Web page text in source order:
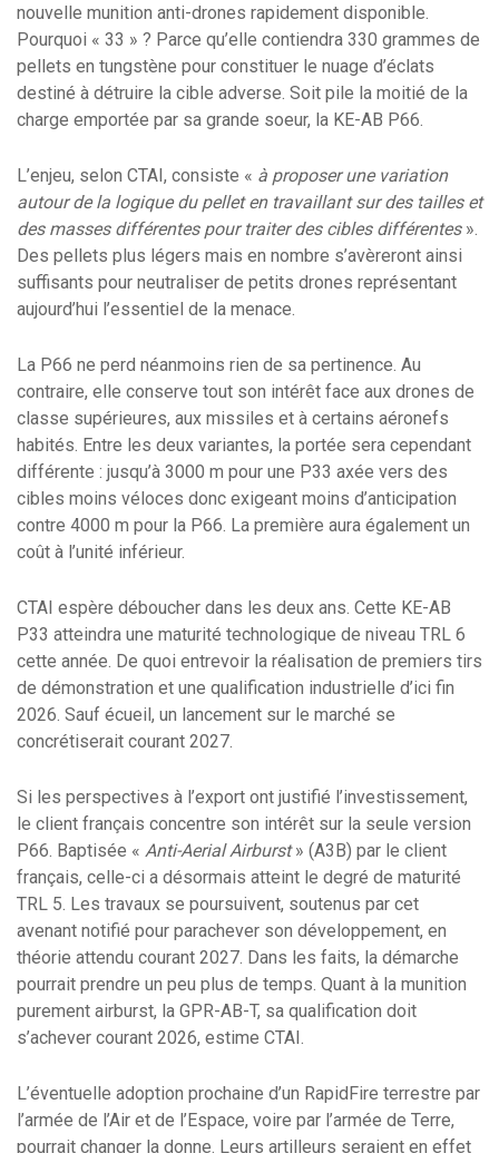
nouvelle munition anti-drones rapidement disponible.
Pourquoi « 33 » ? Parce qu’elle contiendra 330 grammes de
pellets en tungstène pour constituer le nuage d’éclats
destiné à détruire la cible adverse. Soit pile la moitié de la
charge emportée par sa grande soeur, la KE-AB P66.
L’enjeu, selon CTAI, consiste « à proposer une variation
autour de la logique du pellet en travaillant sur des tailles et
des masses différentes pour traiter des cibles différentes».
Des pellets plus légers mais en nombre s’avèreront ainsi
suffisants pour neutraliser de petits drones représentant
aujourd’hui l’essentiel de la menace.
La P66 ne perd néanmoins rien de sa pertinence. Au
contraire, elle conserve tout son intérêt face aux drones de
classe supérieures, aux missiles et à certains aéronefs
habités. Entre les deux variantes, la portée sera cependant
différente : jusqu’à 3000 m pour une P33 axée vers des
cibles moins véloces donc exigeant moins d’anticipation
contre 4000 m pour la P66. La première aura également un
coût à l’unité inférieur.
CTAI espère déboucher dans les deux ans. Cette KE-AB
P33 atteindra une maturité technologique de niveau TRL 6
cette année. De quoi entrevoir la réalisation de premiers tirs
de démonstration et une qualification industrielle d’ici fin
2026. Sauf écueil, un lancement sur le marché se
concrétiserait courant 2027.
Si les perspectives à l’export ont justifié l’investissement,
le client français concentre son intérêt sur la seule version
P66. Baptisée « Anti-Aerial Airburst» (A3B) par le client
français, celle-ci a désormais atteint le degré de maturité
TRL 5. Les travaux se poursuivent, soutenus par cet
avenant notifié pour parachever son développement, en
théorie attendu courant 2027. Dans les faits, la démarche
pourrait prendre un peu plus de temps. Quant à la munition
purement airburst, la GPR-AB-T, sa qualification doit
s’achever courant 2026, estime CTAI.
L’éventuelle adoption prochaine d’un RapidFire terrestre par
l’armée de l’Air et de l’Espace, voire par l’armée de Terre,
pourrait changer la donne. Leurs artilleurs seraient en effet